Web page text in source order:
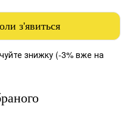
з'явиться
знижку (-3% вже на